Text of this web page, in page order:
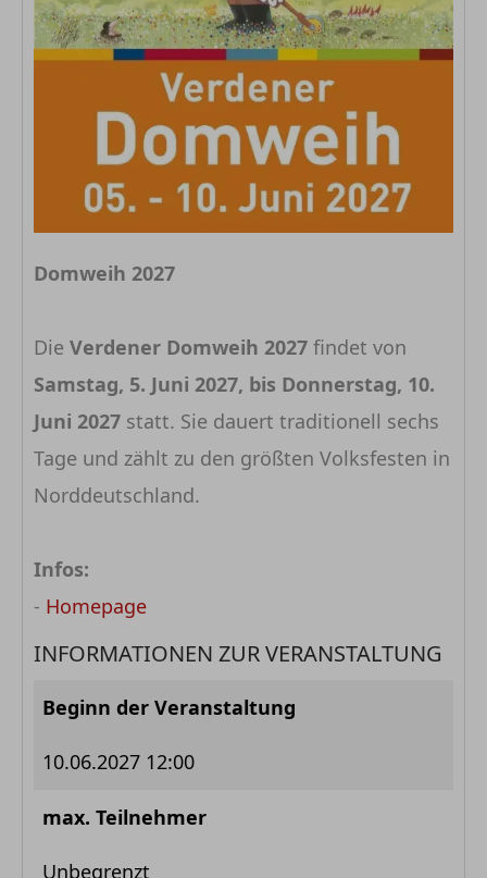
Domweih 2027
Die Verdener Domweih 2027 findet von
Samstag, 5. Juni 2027, bis Donnerstag, 10.
Juni 2027 statt. Sie dauert traditionell sechs
Tage und zählt zu den größten Volksfesten in
Norddeutschland.
Infos:
- Homepage
INFORMATIONEN ZUR VERANSTALTUNG
Beginn der Veranstaltung
10.06.2027 12:00
max. Teilnehmer
Unbegrenzt